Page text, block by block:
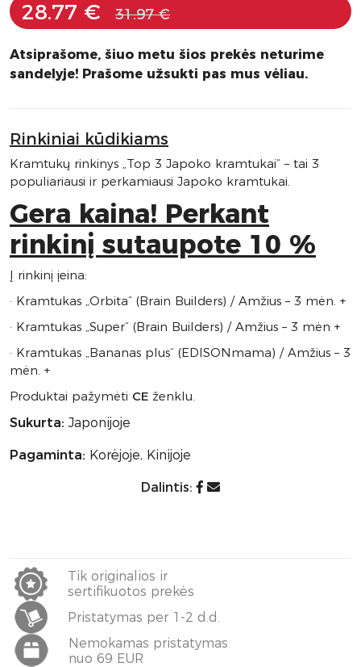
28.77 € 31.97 €
Atsiprašome, šiuo metu šios prekės neturime
sandelyje! Prašome užsukti pas mus vėliau.
Rinkiniai kūdikiams
Kramtukų rinkinys „Top 3 Japoko kramtukai“ – tai 3
populiariausi ir perkamiausi Japoko kramtukai.
Gera kaina! Perkant
rinkinį sutaupote 10 %
Į rinkinį įeina:
· Kramtukas „Orbita“ (Brain Builders) / Amžius – 3 mėn. +
· Kramtukas „Super“ (Brain Builders) / Amžius – 3 mėn +
· Kramtukas „Bananas plus“ (EDISONmama) / Amžius – 3
mėn. +
Produktai pažymėti CE ženklu.
Sukurta: Japonijoje
Pagaminta: Korėjoje, Kinijoje
Dalintis:
Tik originalios ir
sertifikuotos prekės
Pristatymas per 1-2 d.d.
Nemokamas pristatymas
nuo 69 EUR